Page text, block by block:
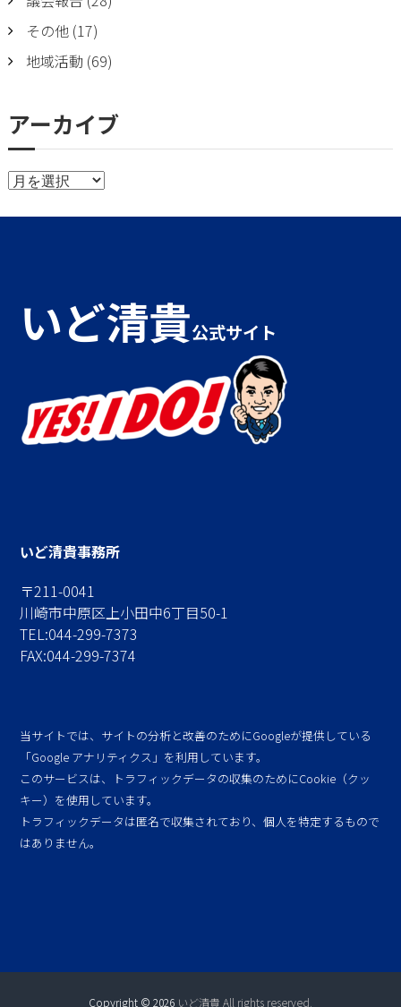
その他(17)
地域活動 (69)
アーカイブ
ア
カ
いど清貴公式サイト
いど清貴事務所
〒211-0041
川崎市中原区上小田中6丁目50-1
TEL:044-299-7373
FAX:044-299-7374
当サイトでは、サイトの分析と改善のためにGoogleが提供している
「Google アナリティクス」を利用しています。
このサービスは、トラフィックデータの収集のためにCookie（クッ
キー）を使用しています。
トラフィックデータは匿名で収集されており、個人を特定するもので
はありません。
Copyright © 2026 いど清貴 All rights reserved.